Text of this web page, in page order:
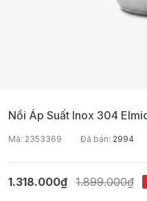
Nồi Áp Suất Inox 304
Mã: 2353369 Đã bán: 2994
1.318.000₫ 1.899.000₫